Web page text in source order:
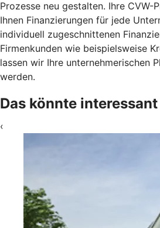
Prozesse neu gestalten. Ihre CVW-
Ihnen Finanzierungen für jede
individuell zugeschnittenen
Firmenkunden wie beispielsweise
lassen wir Ihre unternehmerischen
werden.
Das könnte
‹